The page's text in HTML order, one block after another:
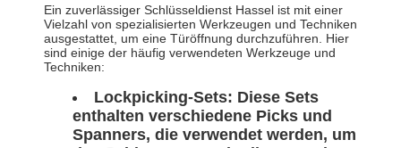
Ein zuverlässiger Schlüsseldienst Hassel ist mit einer
Vielzahl von spezialisierten Werkzeugen und Techniken
ausgestattet, um eine Türöffnung durchzuführen. Hier
sind einige der häufig verwendeten Werkzeuge und
Techniken:
Lockpicking-Sets: Diese Sets
enthalten verschiedene Picks und
Spanners, die verwendet werden, um